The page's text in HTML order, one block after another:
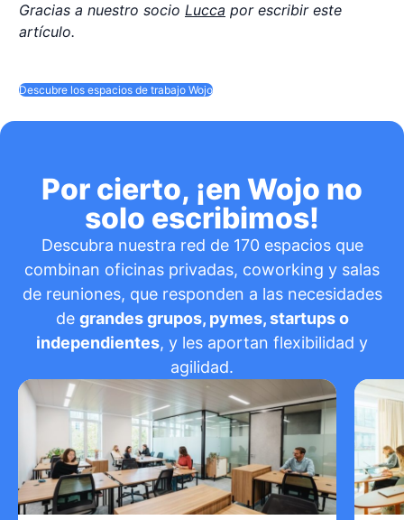
Gracias a nuestro socio Lucca por escribir este
artículo.
Descubre los espacios de trabajo Wojo
Por cierto, ¡en Wojo no
solo escribimos!
Descubra nuestra red de 170 espacios que
combinan oficinas privadas, coworking y salas
de reuniones, que responden a las necesidades
de grandes grupos, pymes, startups o
independientes, y les aportan flexibilidad y
agilidad.